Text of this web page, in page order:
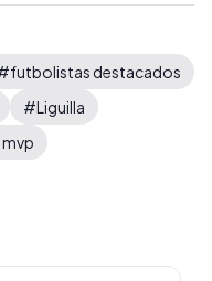
destacados
#Liguilla